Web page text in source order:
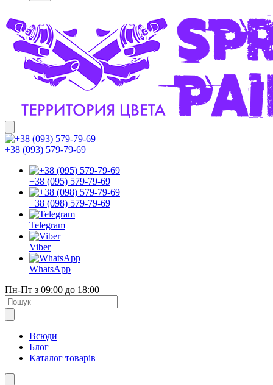
+38 (093) 579-79-69
+38 (095) 579-79-69
+38 (098) 579-79-69
Telegram
Viber
WhatsApp
Пн-Пт з 09:00 до 18:00
Всюди
Блог
Каталог товарів